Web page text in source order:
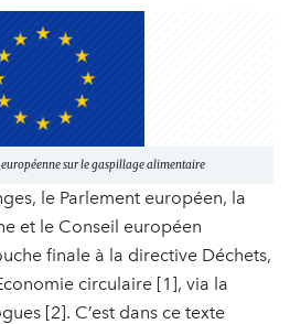
sur le gaspillage alimentaire
le Parlement européen, la
et le Conseil européen
finale à la directive Déchets,
circulaire [1], via la
[2]. C’est dans ce texte